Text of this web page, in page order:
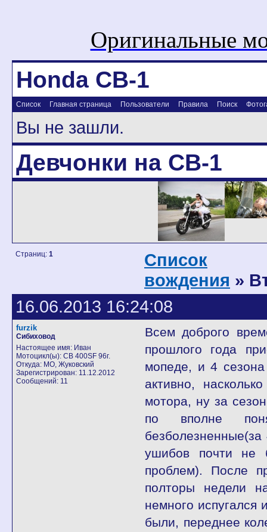
Оригинальные
Honda CB-1
Список Главная страница Пользователи Правила Поиск
Вы не зашли.
Девчонки на CB-1
Страниц: 1 Список
вождения »
16.06.2013 16:24:08
furzik
Сибиховод
Настоящее имя: Иван
Мотоцикл(ы): CB 400SF 96г.
Откуда: МО, Жуковский
Зарегистрирован: 11.12.2012
Сообщений: 11
Всем доброго
прошлого года
мопеде, и 4
активно,
мотора, ну за
по вполне
ушибов почти не
проблем). После
полторы недели
немного
были, переднее